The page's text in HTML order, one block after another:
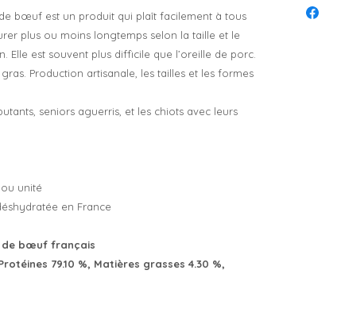
bœuf est un produit qui plaît facilement à tous
plus ou moins longtemps selon la taille et le
Elle est souvent plus difficile que l’oreille de porc.
Production artisanale, les tailles et les formes
seniors aguerris, et les chiots avec leurs
unité
en France
de bœuf français
79.10 %, Matières grasses 4.30 %,